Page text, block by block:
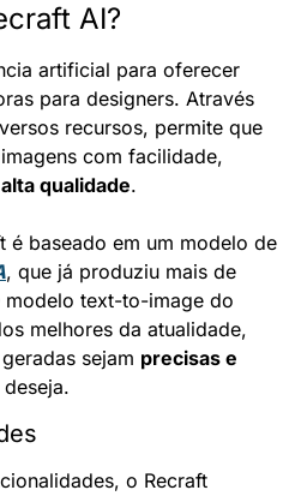
AI?
artificial para oferecer
para designers. Através
recursos, permite que
qualidade.
, que já produziu mais de
modelo text-to-image do
melhores da atualidade,
sejam precisas e
o Recraft